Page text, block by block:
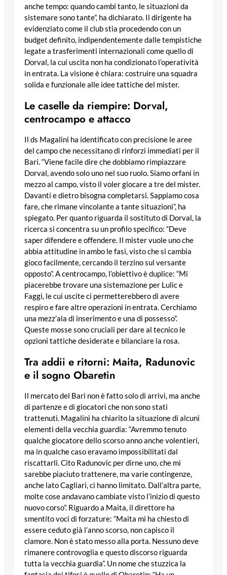
anche tempo: quando cambi tanto, le situazioni da
sistemare sono tante”, ha dichiarato. Il dirigente ha
evidenziato come il club stia procedendo con un
budget definito, indipendentemente dalle tempistiche
legate a trasferimenti internazionali come quello di
Dorval, la cui uscita non ha condizionato l’operatività
in entrata. La visione è chiara: costruire una squadra
solida e funzionale alle idee tattiche del mister.
Le caselle da riempire: Dorval,
centrocampo e attacco
Il ds Magalini ha identificato con precisione le aree
del campo che necessitano di rinforzi immediati per il
Bari. “Viene facile dire che dobbiamo rimpiazzare
Dorval, avendo solo uno nel suo ruolo. Siamo orfani in
mezzo al campo, visto il voler giocare a tre del mister.
Davanti e dietro bisogna completarsi. Sappiamo cosa
fare, che rimane vincolante a tante situazioni”, ha
spiegato. Per quanto riguarda il sostituto di Dorval, la
ricerca si concentra su un profilo specifico: “Deve
saper difendere e offendere. Il mister vuole uno che
abbia attitudine in ambo le fasi, visto che si cambia
gioco facilmente, cercando il terzino sul versante
opposto”. A centrocampo, l’obiettivo è duplice: “Mi
piacerebbe trovare una sistemazione per Lulic e
Faggi, le cui uscite ci permetterebbero di avere
respiro e fare altre operazioni in entrata. Cerchiamo
una mezz’ala di inserimento e una di possesso”.
Queste mosse sono cruciali per dare al tecnico le
opzioni tattiche desiderate e bilanciare la rosa.
Tra addii e ritorni: Maita, Radunovic
e il sogno Obaretin
Il mercato del Bari non è fatto solo di arrivi, ma anche
di partenze e di giocatori che non sono stati
trattenuti. Magalini ha chiarito la situazione di alcuni
elementi della vecchia guardia: “Avremmo tenuto
qualche giocatore dello scorso anno anche volentieri,
ma in qualche caso eravamo impossibilitati dal
riscattarli. Cito Radunovic per dirne uno, che mi
sarebbe piaciuto trattenere, ma varie contingenze,
anche lato Cagliari, ci hanno limitato. Dall’altra parte,
molte cose andavano cambiate visto l’inizio di questo
nuovo corso”. Riguardo a Maita, il direttore ha
smentito voci di forzature: “Maita mi ha chiesto di
essere ceduto già l’anno scorso, non capisco il
clamore. Non è stato messo alla porta. Nessuno deve
rimanere controvoglia e questo discorso riguarda
tutta la vecchia guardia”. Un nome che stuzzica la